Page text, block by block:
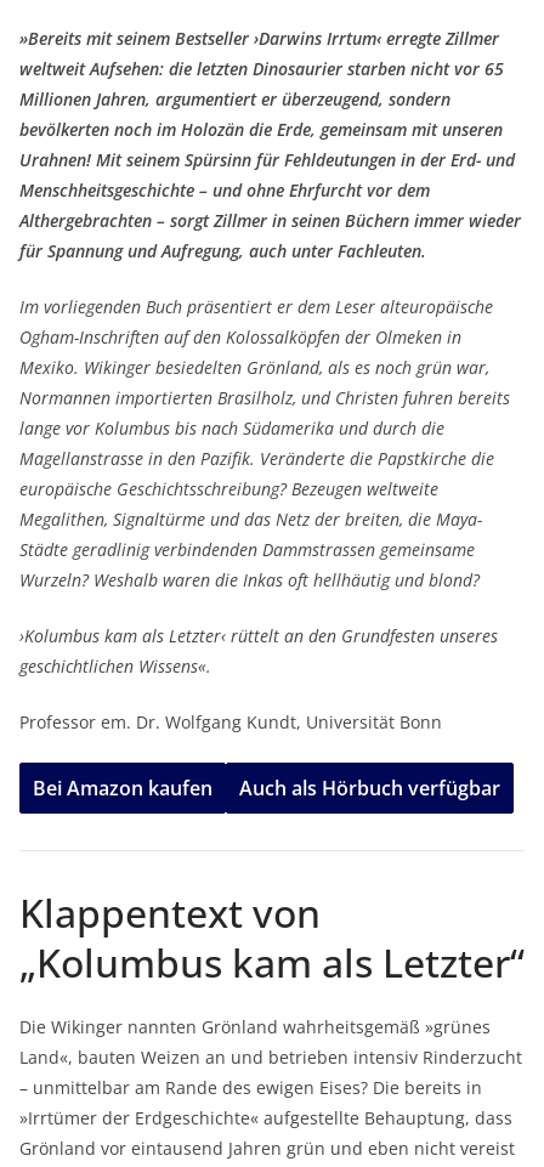
»Bereits mit seinem Bestseller ›Darwins Irrtum‹ erregte Zillmer
weltweit Aufsehen: die letzten Dinosaurier starben nicht vor 65
Millionen Jahren, argumentiert er überzeugend, sondern
bevölkerten noch im Holozän die Erde, gemeinsam mit unseren
Urahnen! Mit seinem Spürsinn für Fehldeutungen in der Erd- und
Menschheitsgeschichte – und ohne Ehrfurcht vor dem
Althergebrachten – sorgt Zillmer in seinen Büchern immer wieder
für Spannung und Aufregung, auch unter Fachleuten.
Im vorliegenden Buch präsentiert er dem Leser alteuropäische
Ogham-Inschriften auf den Kolossalköpfen der Olmeken in
Mexiko. Wikinger besiedelten Grönland, als es noch grün war,
Normannen importierten Brasilholz, und Christen fuhren bereits
lange vor Kolumbus bis nach Südamerika und durch die
Magellanstrasse in den Pazifik. Veränderte die Papstkirche die
europäische Geschichtsschreibung? Bezeugen weltweite
Megalithen, Signaltürme und das Netz der breiten, die Maya-
Städte geradlinig verbindenden Dammstrassen gemeinsame
Wurzeln? Weshalb waren die Inkas oft hellhäutig und blond?
›Kolumbus kam als Letzter‹ rüttelt an den Grundfesten unseres
geschichtlichen Wissens«.
Professor em. Dr. Wolfgang Kundt, Universität Bonn
Bei Amazon kaufen Auch als Hörbuch verfügbar
Klappentext von
„Kolumbus kam als Letzter“
Die Wikinger nannten Grönland wahrheitsgemäß »grünes
Land«, bauten Weizen an und betrieben intensiv Rinderzucht
– unmittelbar am Rande des ewigen Eises? Die bereits in
»Irrtümer der Erdgeschichte« aufgestellte Behauptung, dass
Grönland vor eintausend Jahren grün und eben nicht vereist